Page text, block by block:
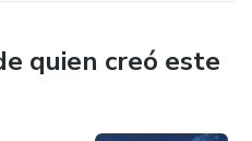
quien creó este